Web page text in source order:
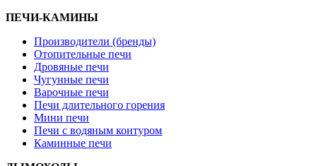
ПЕЧИ-КАМИНЫ
Производители (бренды)
Отопительные печи
Дровяные печи
Чугунные печи
Варочные печи
Печи длительного горения
Мини печи
Печи с водяным контуром
Каминные печи